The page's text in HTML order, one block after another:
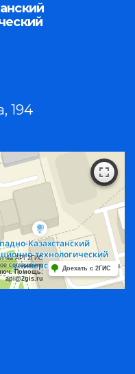
194
на API 2ГИС
соглашение
Помощь:
api@2gis.ru
Доехать с 2ГИС